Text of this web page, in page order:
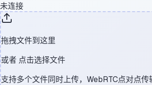
未连接
拖拽文件到这里
或者 点击选择文件
支持多个文件同时上传，WebRTC点对点传